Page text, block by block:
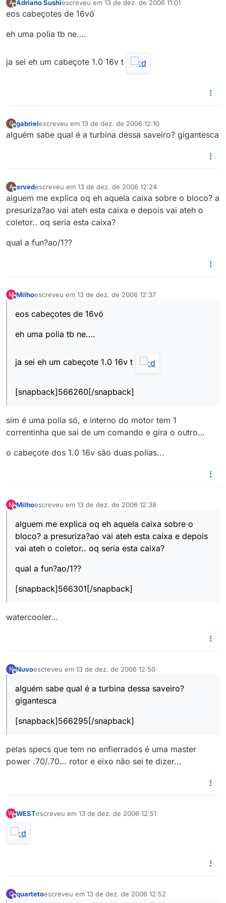
A
Offline
Adriano Sushiescreveu em 13 de dez. de 2006 11:01
última edição por
eos cabeçotes de 16vó
eh uma polia tb ne….
ja sei eh um cabeçote 1.0 16v t
G
Offline
gabrielescreveu em 13 de dez. de 2006 12:10
última edição por
alguém sabe qual é a turbina dessa saveiro? gigantesca
A arvedescreveu em 13 de dez. de 2006 12:24
última edição por
alguem me explica oq eh aquela caixa sobre o bloco? a
presuriza?ao vai ateh esta caixa e depois vai ateh o
coletor.. oq seria esta caixa?
qual a fun?ao/1??
M Milhoescreveu em 13 de dez. de 2006 12:37
última edição por
eos cabeçotes de 16vó
eh uma polia tb ne….
ja sei eh um cabeçote 1.0 16v t
[snapback]566260[/snapback]
sim é uma polia só, e interno do motor tem 1
correntinha que sai de um comando e gira o outro…
o cabeçote dos 1.0 16v são duas polias...
M Milhoescreveu em 13 de dez. de 2006 12:38
última edição por
alguem me explica oq eh aquela caixa sobre o
bloco? a presuriza?ao vai ateh esta caixa e depois
vai ateh o coletor.. oq seria esta caixa?
qual a fun?ao/1??
[snapback]566301[/snapback]
watercooler…
N Nuvoescreveu em 13 de dez. de 2006 12:50
última edição por
alguém sabe qual é a turbina dessa saveiro?
gigantesca
[snapback]566295[/snapback]
pelas specs que tem no enfierrados é uma master
power .70/.70… rotor e eixo não sei te dizer...
W WESTescreveu em 13 de dez. de 2006 12:51
última edição por
Q quartetoescreveu em 13 de dez. de 2006 12:52
última edição por